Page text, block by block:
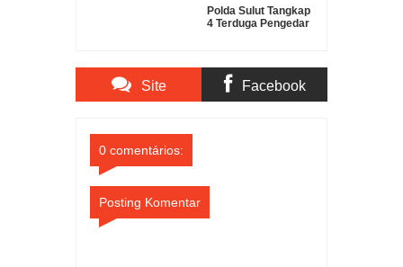
Polda Sulut Tangkap
4 Terduga Pengedar
Site Facebook
0 comentários:
Posting Komentar